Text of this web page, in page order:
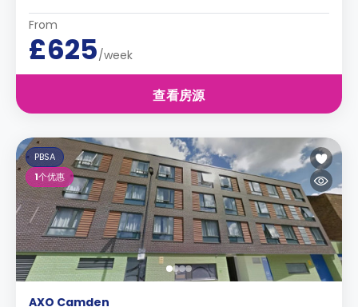
From
£625/week
查看房源
PBSA
1个优惠
AXO Camden